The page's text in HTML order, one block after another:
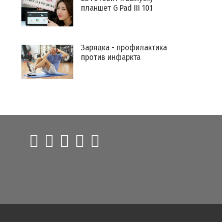
планшет G Pad III 10.1
Зарядка - профилактика
против инфаркта